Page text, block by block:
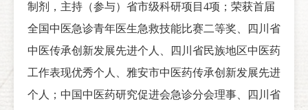
制剂，主持（参与）省市级科研项目4项；荣获首届
全国中医急诊青年医生急救技能比赛二等奖、四川省
中医传承创新发展先进个人、四川省民族地区中医药
工作表现优秀个人、雅安市中医药传承创新发展先进
个人；中国中医药研究促进会急诊分会理事、四川省